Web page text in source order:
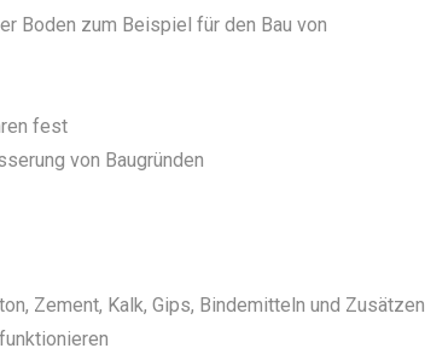
Boden zum Beispiel für den Bau von
fest
von Baugründen
Zement, Kalk, Gips, Bindemitteln und Zusätzen